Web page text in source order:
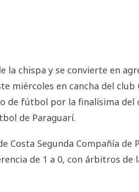
chispa y se convierte en
miércoles en cancha del club
de fútbol por la finalísima del
de Paraguarí.
Costa Segunda Compañía de
de 1 a 0, con árbitros de